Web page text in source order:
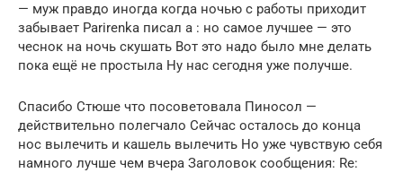
— муж правдо иногда когда ночью с работы приходит
забывает Parirenka писал а : но самое лучшее — это
чеснок на ночь скушать Вот это надо было мне делать
пока ещё не простыла Ну нас сегодня уже получше.
Спасибо Стюше что посоветовала Пиносол —
действительно полегчало Сейчас осталось до конца
нос вылечить и кашель вылечить Но уже чувствую себя
намного лучше чем вчера Заголовок сообщения: Re: